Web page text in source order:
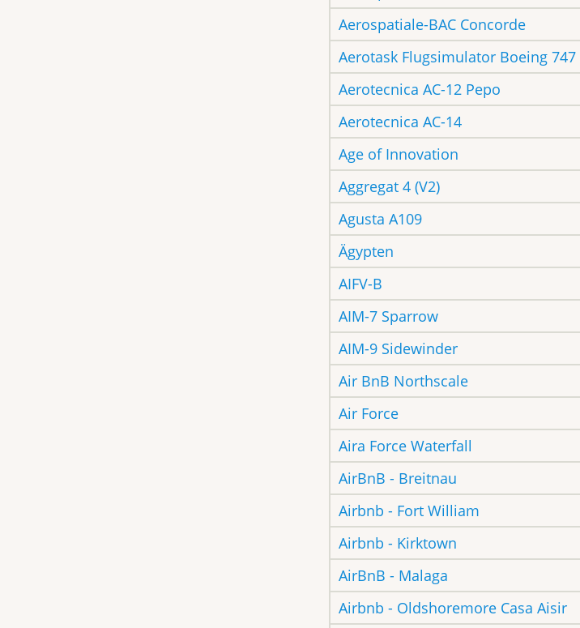
Aerospatiale-BAC Concorde
Aerotask Flugsimulator Boeing 747
Aerotecnica AC-12 Pepo
Aerotecnica AC-14
Age of Innovation
Aggregat 4 (V2)
Agusta A109
Ägypten
AIFV-B
AIM-7 Sparrow
AIM-9 Sidewinder
Air BnB Northscale
Air Force
Aira Force Waterfall
AirBnB - Breitnau
Airbnb - Fort William
Airbnb - Kirktown
AirBnB - Malaga
Airbnb - Oldshoremore Casa Aisir